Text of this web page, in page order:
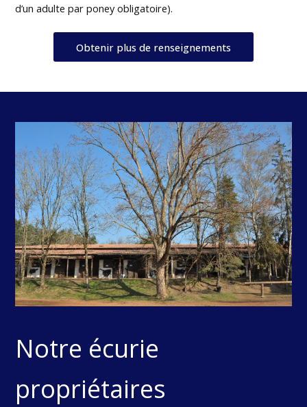
d’un adulte par poney obligatoire).
Obtenir plus de renseignements
Notre écurie
propriétaires